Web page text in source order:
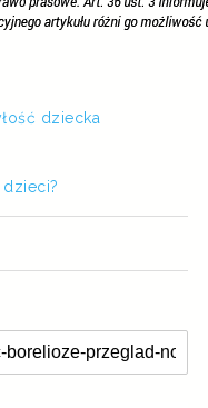
dziecka